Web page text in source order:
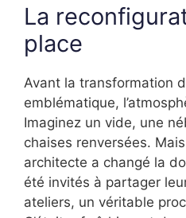
La
place
Avant la transformation
emblématique,
Imaginez un vide, une
chaises renversées.
architecte a changé la
été invités à partager
ateliers, un véritable